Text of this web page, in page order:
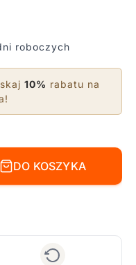
roboczych
10% rabatu na
DO KOSZYKA